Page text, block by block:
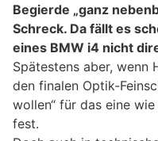
Begierde „ganz
Schreck. Da fällt es
eines BMW i4 nicht
Spätestens aber, wenn
den finalen Optik-
wollen“ für das eine
fest.